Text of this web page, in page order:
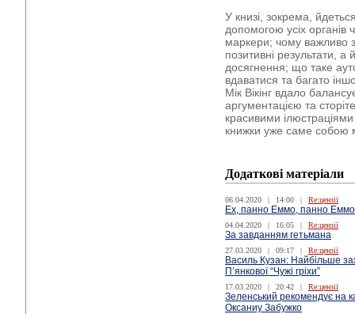
У книзі, зокрема,
допомогою усіх органів
маркери; чому важливо
позитивні результати, а
досягнення; що таке
вдаватися та багато
Мік Вікінг вдало
аргументацією та
красивими
книжки уже саме собою
Додаткові матеріали
06.04.2020 | 14:00 | Re:цензії
Ех, панно Еммо, панно
04.04.2020 | 16:05 | Re:цензії
За завданням гетьмана
27.03.2020 | 09:17 | Re:цензії
Василь Кузан: Найбільше
П’янкової “Чужі гріхи”
17.03.2020 | 20:42 | Re:цензії
Зеленський рекомендує на
Оксаниу Забужко